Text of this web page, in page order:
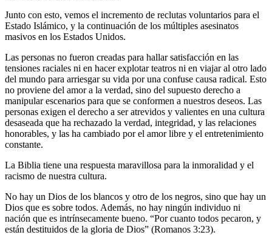
Junto con esto, vemos el incremento de reclutas voluntarios para el
Estado Islámico, y la continuación de los múltiples asesinatos
masivos en los Estados Unidos.
Las personas no fueron creadas para hallar satisfacción en las
tensiones raciales ni en hacer explotar teatros ni en viajar al otro lado
del mundo para arriesgar su vida por una confuse causa radical. Esto
no proviene del amor a la verdad, sino del supuesto derecho a
manipular escenarios para que se conformen a nuestros deseos. Las
personas exigen el derecho a ser atrevidos y valientes en una cultura
desaseada que ha rechazado la verdad, integridad, y las relaciones
honorables, y las ha cambiado por el amor libre y el entretenimiento
constante.
La Biblia tiene una respuesta maravillosa para la inmoralidad y el
racismo de nuestra cultura.
No hay un Dios de los blancos y otro de los negros, sino que hay un
Dios que es sobre todos. Además, no hay ningún individuo ni
nación que es intrínsecamente bueno. “Por cuanto todos pecaron, y
están destituidos de la gloria de Dios” (Romanos 3:23).